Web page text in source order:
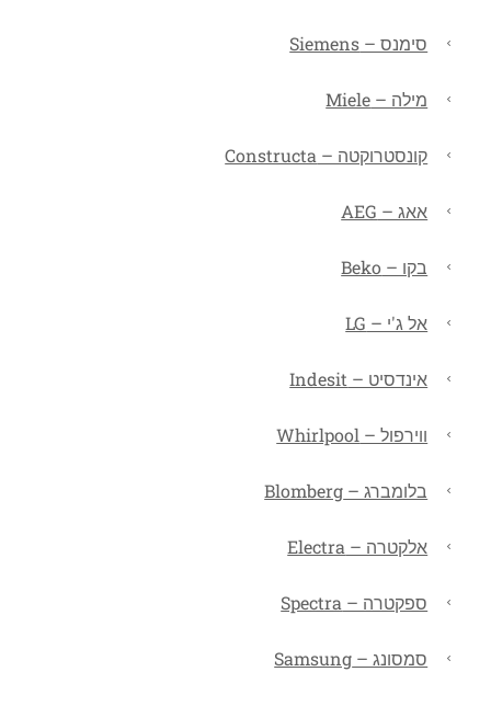
סימנס – Siemens
מילה – Miele
קונסטרוקטה – Constructa
אאג – AEG
בקו – Beko
אל ג'י – LG
אינדסיט – Indesit
ווירפול – Whirlpool
בלומברג – Blomberg
אלקטרה – Electra
ספקטרה – Spectra
סמסונג – Samsung